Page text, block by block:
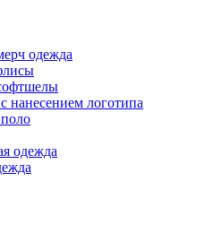
одежда
нанесением логотипа
одежда